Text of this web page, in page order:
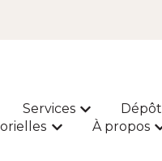
Services
Afficher le
Afficher le sous-
À propos